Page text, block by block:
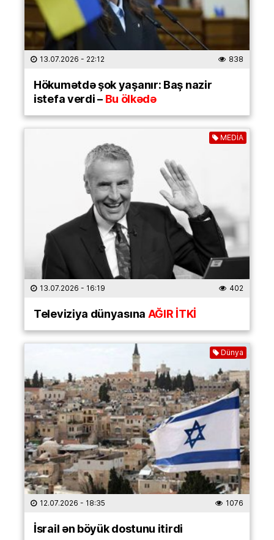
13.07.2026 - 22:12 838
Hökumətdə şok yaşanır: Baş nazir
istefa verdi –Bu ölkədə
MEDİA
13.07.2026 - 16:19 402
Televiziya dünyasınaAĞIR İTKİ
Dünya
12.07.2026 - 18:35 1076
İsrail ən böyük dostunu itirdi